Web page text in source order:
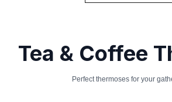
Tea & Coffee
Perfect thermoses for your